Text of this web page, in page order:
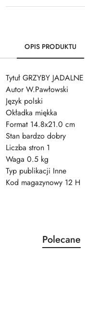
OPIS PRODUKTU
Tytuł GRZYBY JADALNE
Autor W.Pawłowski
Język polski
Okładka miękka
Format 14.8x21.0 cm
Stan bardzo dobry
Liczba stron 1
Waga 0.5 kg
Typ publikacji Inne
Kod magazynowy 12 H
Pomiń karuzelę
Produkty
o
Polecane